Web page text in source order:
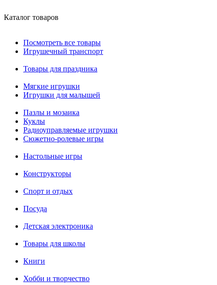
Каталог товаров
Посмотреть все товары
Игрушечный транспорт
Товары для праздника
Мягкие игрушки
Игрушки для малышей
Пазлы и мозаика
Куклы
Радиоуправляемые игрушки
Сюжетно-ролевые игры
Настольные игры
Конструкторы
Спорт и отдых
Посуда
Детская электроника
Товары для школы
Книги
Хобби и творчество